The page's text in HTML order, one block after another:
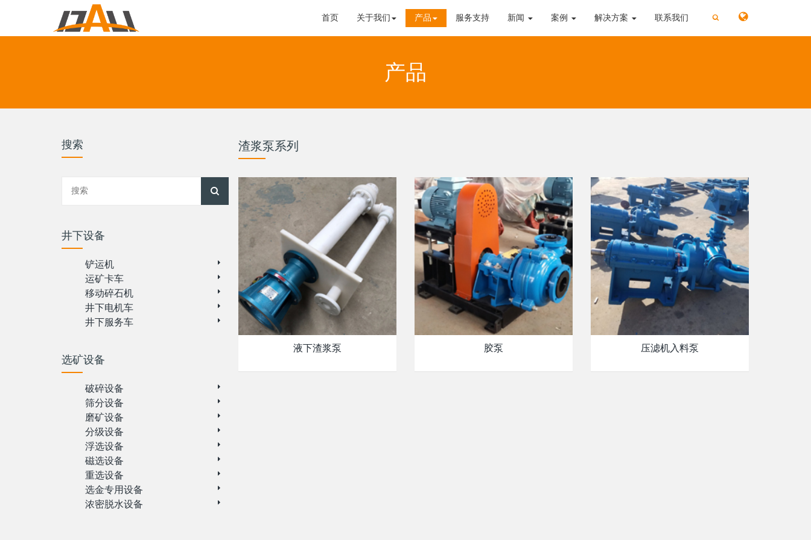
切
换
搜
切
换
首页 关于我们 产品 服务支持 新闻 案例 解决方案 联系我们
产品
渣浆泵系列
液下渣浆泵 胶泵 压滤机入料泵
搜索
井下设备
铲运机
运矿卡车
移动碎石机
井下电机车
井下服务车
选矿设备
破碎设备
筛分设备
磨矿设备
分级设备
浮选设备
磁选设备
重选设备
选金专用设备
浓密脱水设备